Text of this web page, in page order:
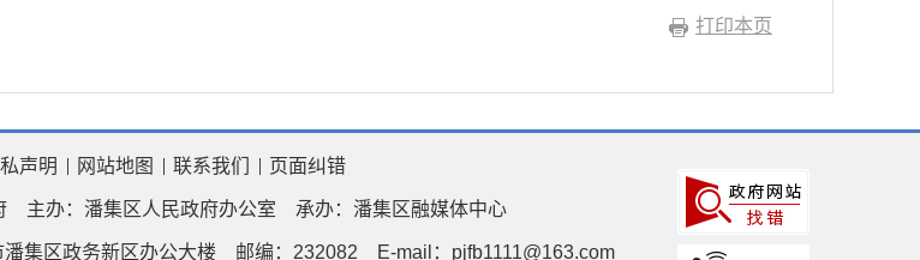
打印本页
声明 网站地图 联系我们 页面纠错
主办：潘集区人民政府办公室 承办：潘集区融媒体中心
集区政务新区办公大楼 邮编：232082 E-mail：pjfb1111@163.com